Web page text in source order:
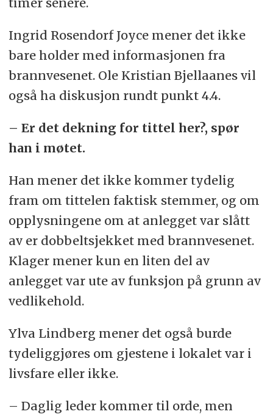
Ingrid Rosendorf Joyce mener det ikke
bare holder med informasjonen fra
brannvesenet. Ole Kristian Bjellaanes vil
også ha diskusjon rundt punkt 4.4.
– Er det dekning for tittel her?, spør
han i møtet.
Han mener det ikke kommer tydelig
fram om tittelen faktisk stemmer, og om
opplysningene om at anlegget var slått
av er dobbeltsjekket med brannvesenet.
Klager mener kun en liten del av
anlegget var ute av funksjon på grunn av
vedlikehold.
Ylva Lindberg mener det også burde
tydeliggjøres om gjestene i lokalet var i
livsfare eller ikke.
– Daglig leder kommer til orde, men